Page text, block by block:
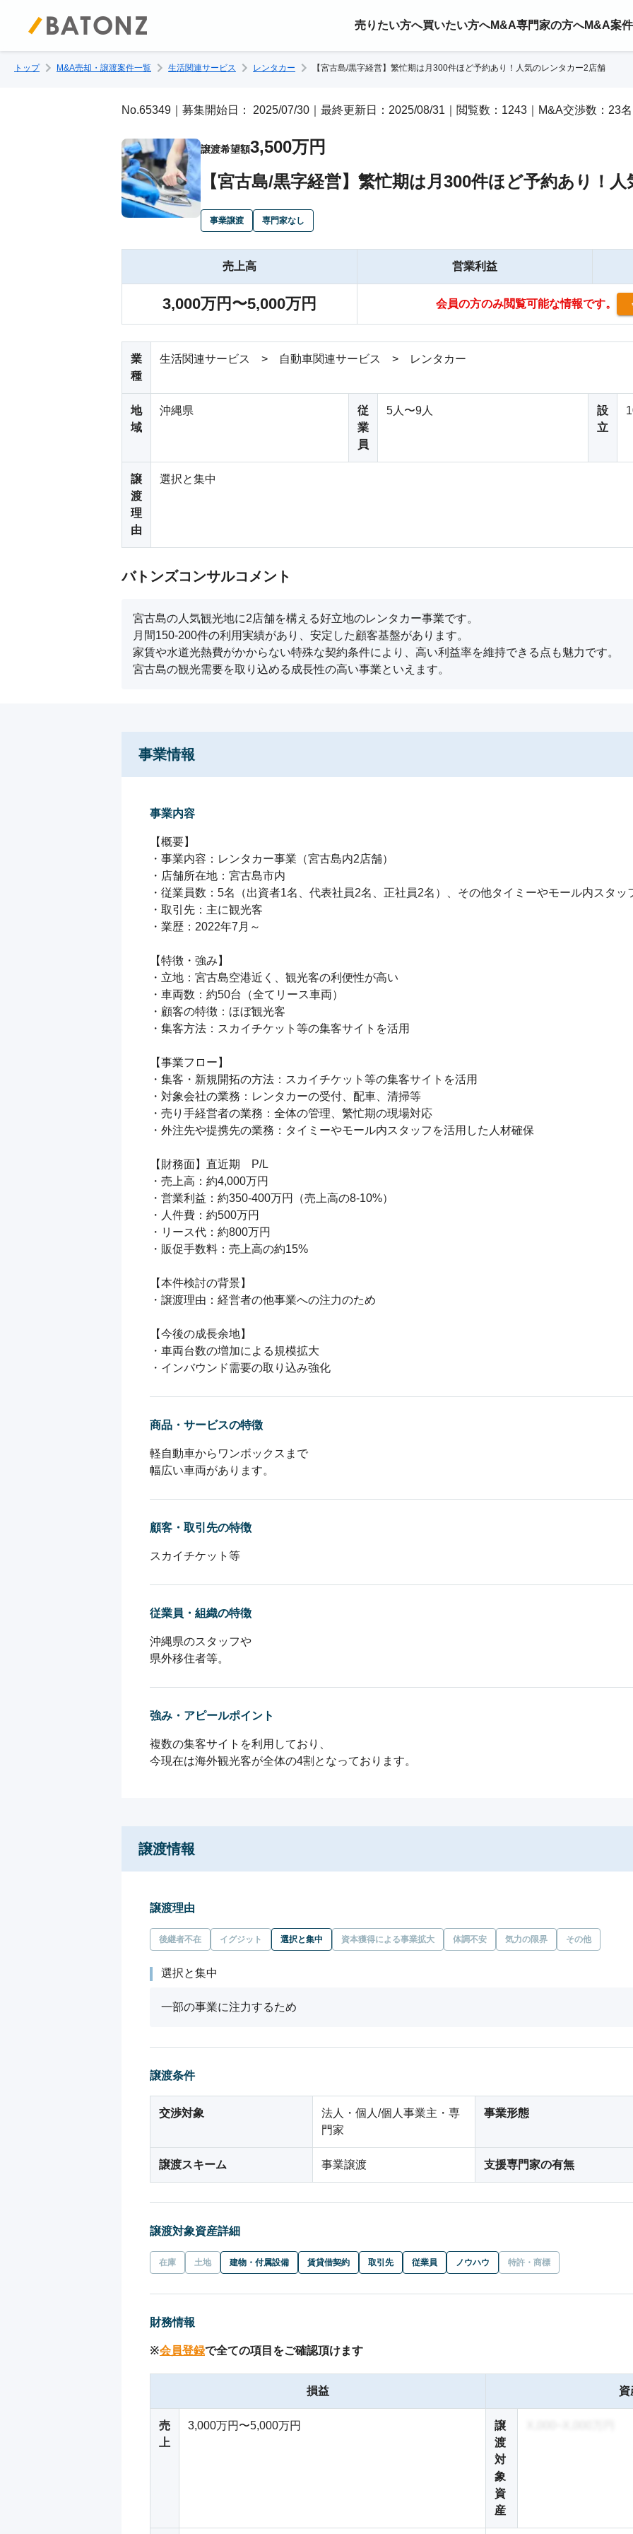
売りたい方へ買いたい方へM&A専門家の方へM&A案
トップ M&A売却・譲渡案件一覧 生活関連サービス レンタカー 【宮古島/黒字経営】繁忙期は月300件ほど予約あり！人気のレンタカー2店舗
No.65349｜募集開始日： 2025/07/30｜最終更新日：2025/08/31｜閲覧数：1243｜M&A交渉数：23名
譲渡希望額3,500万円
【宮古島/黒字経営】繁忙期は月300件ほど予約あり！
事業譲渡 専門家なし
売上高
3,000万円〜5,000万円
営業利益
会員の方のみ閲覧可能な情報です。
業
種
生活関連サービス > 自動車関連サービス > レンタカー
地
域
沖縄県
従
業
員
5人〜9人
設
立
譲
渡
理
由
選択と集中
バトンズコンサルコメント
宮古島の人気観光地に2店舗を構える好立地のレンタカー事業です。
月間150-200件の利用実績があり、安定した顧客基盤があります。
家賃や水道光熱費がかからない特殊な契約条件により、高い利益率を維持できる点も魅力です。
宮古島の観光需要を取り込める成長性の高い事業といえます。
事業情報
事業内容
【概要】
・事業内容：レンタカー事業（宮古島内2店舗）
・店舗所在地：宮古島市内
・従業員数：5名（出資者1名、代表社員2名、正社員2名）、その他タイミーやモール内スタッ
・取引先：主に観光客
・業歴：2022年7月～
【特徴・強み】
・立地：宮古島空港近く、観光客の利便性が高い
・車両数：約50台（全てリース車両）
・顧客の特徴：ほぼ観光客
・集客方法：スカイチケット等の集客サイトを活用
【事業フロー】
・集客・新規開拓の方法：スカイチケット等の集客サイトを活用
・対象会社の業務：レンタカーの受付、配車、清掃等
・売り手経営者の業務：全体の管理、繁忙期の現場対応
・外注先や提携先の業務：タイミーやモール内スタッフを活用した人材確保
【財務面】直近期　P/L
・売上高：約4,000万円
・営業利益：約350-400万円（売上高の8-10%）
・人件費：約500万円
・リース代：約800万円
・販促手数料：売上高の約15%
【本件検討の背景】
・譲渡理由：経営者の他事業への注力のため
【今後の成長余地】
・車両台数の増加による規模拡大
・インバウンド需要の取り込み強化
商品・サービスの特徴
軽自動車からワンボックスまで
幅広い車両があります。
顧客・取引先の特徴
スカイチケット等
従業員・組織の特徴
沖縄県のスタッフや
県外移住者等。
強み・アピールポイント
複数の集客サイトを利用しており、
今現在は海外観光客が全体の4割となっております。
譲渡情報
譲渡理由
後継者不在 イグジット 選択と集中 資本獲得による事業拡大 体調不安 気力の限界 その他
選択と集中
一部の事業に注力するため
譲渡条件
交渉対象
法人・個人/個人事業主・専
門家
事業形態
譲渡スキーム 事業譲渡 支援専門家の有無
譲渡対象資産詳細
在庫 土地 建物・付属設備 賃貸借契約 取引先 従業員 ノウハウ 特許・商標
財務情報
※会員登録で全ての項目をご確認頂けます
損益
売
上
3,000万円〜5,000万円
資
譲
渡
対
象
資
産